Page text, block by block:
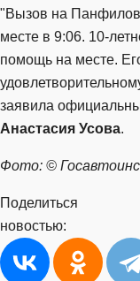
"Вызов на
месте в 9:06. 10-
помощь на месте.
заявила
Анастасия Усова.
Фото: ©
Поделиться
новостью: